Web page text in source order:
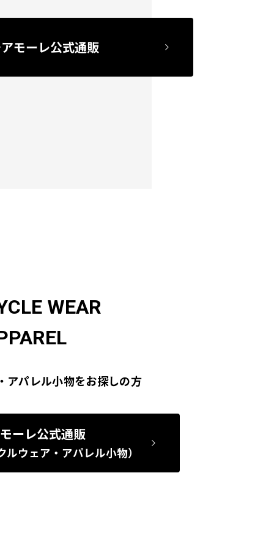
モーレ公式通販
WEAR
アパレル小物をお探しの方
ーレ公式通販
ルウェア・アパレル小物）